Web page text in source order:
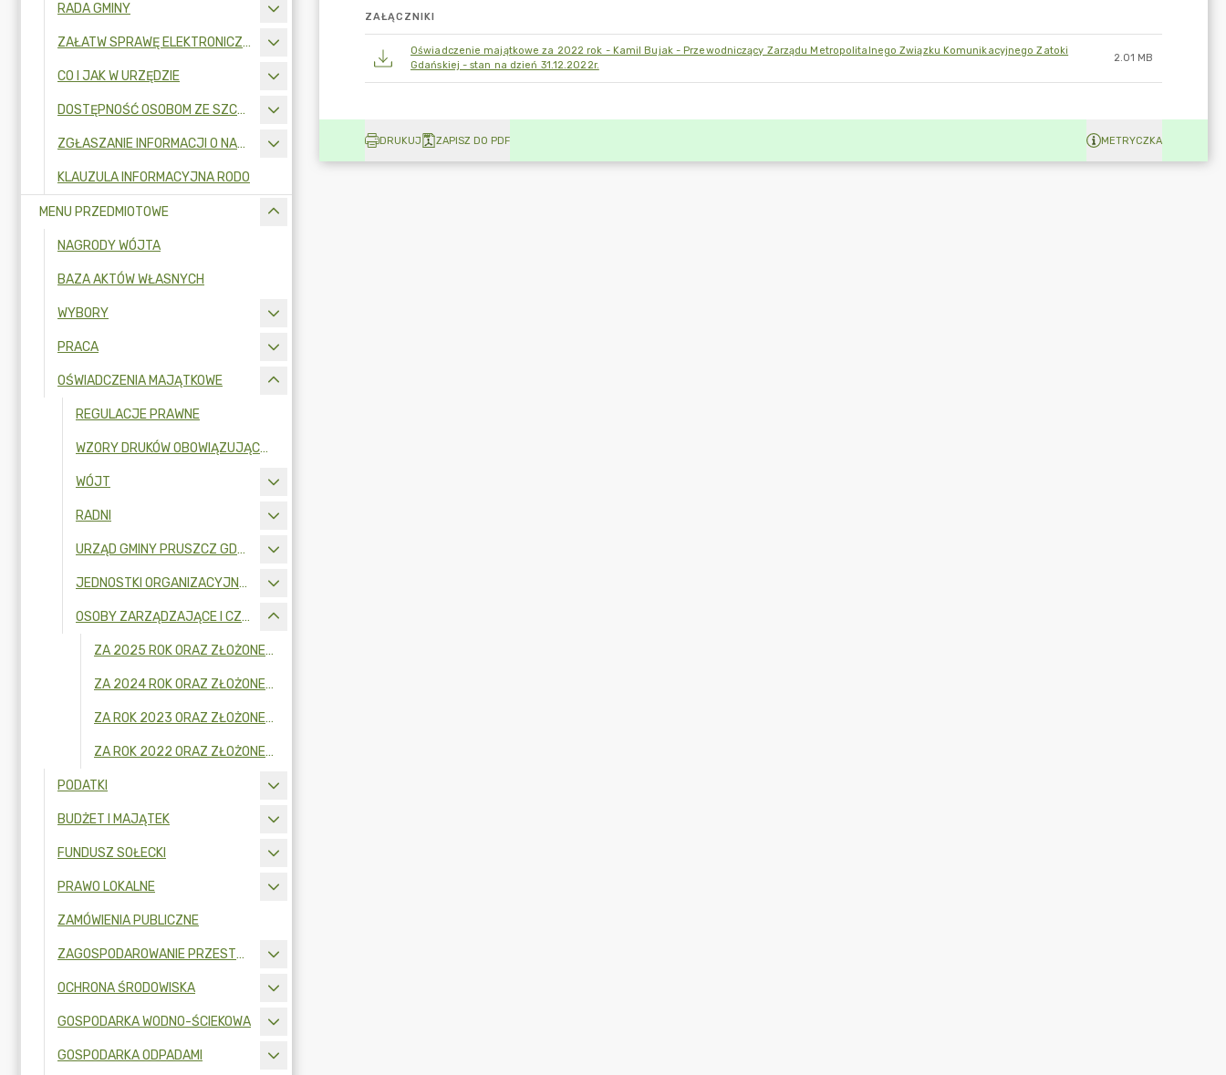
RADA GMINY
ZAŁATW SPRAWĘ ELEKTRONICZNIE
CO I JAK W URZĘDZIE
DOSTĘPNOŚĆ OSOBOM ZE SZCZEGÓLNYMI POTRZEBAMI
ZGŁASZANIE INFORMACJI O NARUSZENIU PRAWA I OCHRONA SYGNALISTÓW
KLAUZULA INFORMACYJNA RODO
MENU PRZEDMIOTOWE
NAGRODY WÓJTA
BAZA AKTÓW WŁASNYCH
WYBORY
PRACA
OŚWIADCZENIA MAJĄTKOWE
REGULACJE PRAWNE
WZORY DRUKÓW OBOWIĄZUJĄCYCH OD 1 LIPCA 2017 R.
WÓJT
RADNI
URZĄD GMINY PRUSZCZ GDAŃSKI
JEDNOSTKI ORGANIZACYJNE - KIEROWNICY I OSOBY WYDAJĄCE DECYZJE ADMINISTRACYJNE
OSOBY ZARZĄDZAJĄCE I CZŁONKOWIE ORGANU ZARZĄDZAJĄCEGO GMINNĄ OSOBĄ PRAWNĄ
ZA 2025 ROK ORAZ ZŁOŻONE W 2026R.
ZA 2024 ROK ORAZ ZŁOŻONE W 2025R.
ZA ROK 2023 ORAZ ZŁOŻONE W 2024 R.
ZA ROK 2022 ORAZ ZŁOŻONE W 2023R.
PODATKI
BUDŻET I MAJĄTEK
FUNDUSZ SOŁECKI
PRAWO LOKALNE
ZAMÓWIENIA PUBLICZNE
ZAGOSPODAROWANIE PRZESTRZENNE
OCHRONA ŚRODOWISKA
GOSPODARKA WODNO-ŚCIEKOWA
GOSPODARKA ODPADAMI
ZAŁĄCZNIKI
Oświadczenie majątkowe za 2022 rok - Kamil Bujak - Przewodniczący Zarządu Metropolitalnego Związku Komunikacyjnego Zatoki
Gdańskiej - stan na dzień 31.12.2022r.
2.01 MB
DRUKUJ ZAPISZ DO PDF METRYCZKA